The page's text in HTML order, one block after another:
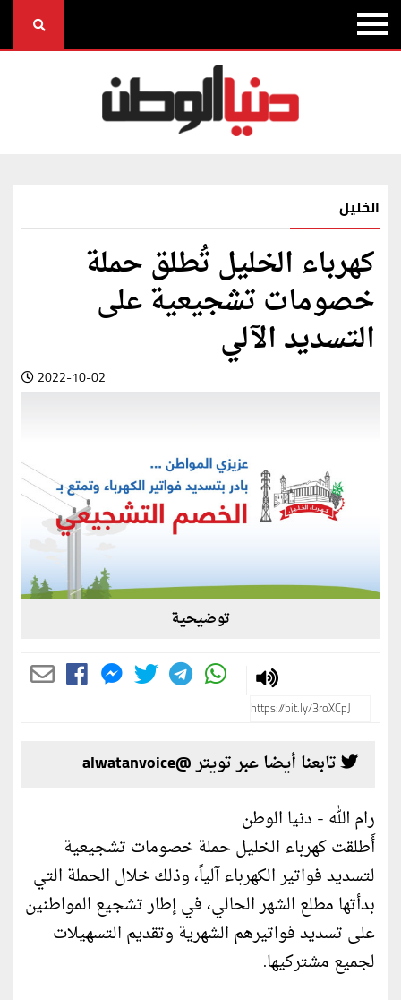
الخليل
كهرباء الخليل تُطلق حملة
خصومات تشجيعية على
التسديد الآلي
2022-10-02
توضيحية
تابعنا أيضا عبر تويتر @alwatanvoice
رام الله - دنيا الوطن
أَطلقت كهرباء الخليل حملة خصومات تشجيعية
لتسديد فواتير الكهرباء آلياً، وذلك خلال الحملة التي
بدأتها مطلع الشهر الحالي، في إطار تشجيع المواطنين
على تسديد فواتيرهم الشهرية وتقديم التسهيلات
لجميع مشتركيها.